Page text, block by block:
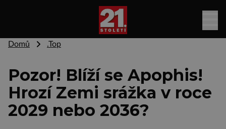
Domů .Top
Pozor! Blíží se Apophis!
Hrozí Zemi srážka v roce
2029 nebo 2036?